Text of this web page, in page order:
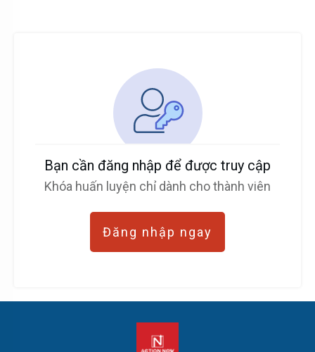
Bạn cần đăng nhập để được truy cập
Khóa huấn luyện chỉ dành cho thành viên
Đăng nhập ngay